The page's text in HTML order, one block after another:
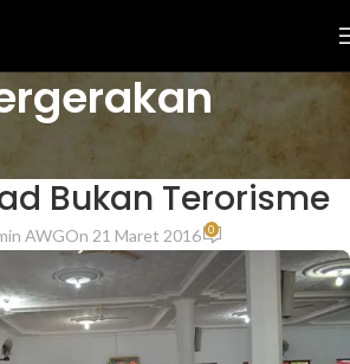
BERITA
Bukan Terorisme
AWGOn 21 Maret 2016 0